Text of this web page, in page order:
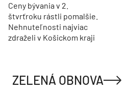
Ceny bývania v 2.
štvrťroku rástli pomalšie.
Nehnuteľnosti najviac
zdraželi v Košickom kraji
ZELENÁ OBNOVA